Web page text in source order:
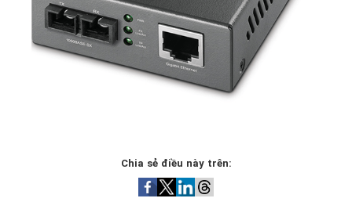
Chia sẻ điều này trên: